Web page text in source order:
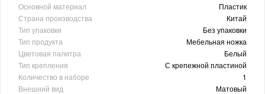
Основной материал
Пластик
Страна производства
Китай
Тип упаковки
Без упаковки
Тип продукта
Мебельная ножка
Цветовая палитра
Белый
Тип крепления
С крепежной пластиной
Количество в наборе
1
Внешний вид
Матовый